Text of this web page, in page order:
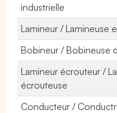
industrielle
Lamineur / Lamineuse
Bobineur / Bobineuse
Lamineur écrouteur /
écrouteuse
Conducteur /